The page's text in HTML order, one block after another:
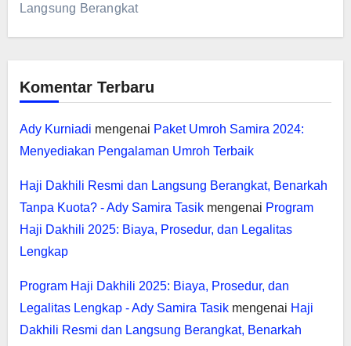
Langsung Berangkat
Komentar Terbaru
Ady Kurniadi mengenai Paket Umroh Samira 2024:
Menyediakan Pengalaman Umroh Terbaik
Haji Dakhili Resmi dan Langsung Berangkat, Benarkah
Tanpa Kuota? - Ady Samira Tasikmengenai Program
Haji Dakhili 2025: Biaya, Prosedur, dan Legalitas
Lengkap
Program Haji Dakhili 2025: Biaya, Prosedur, dan
Legalitas Lengkap - Ady Samira Tasikmengenai Haji
Dakhili Resmi dan Langsung Berangkat, Benarkah